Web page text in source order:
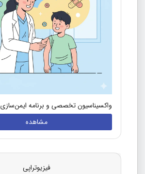
واکسیناسیون تخصصی و برنامه ایمن‌سازی
مشاهده
فیزیوتراپی